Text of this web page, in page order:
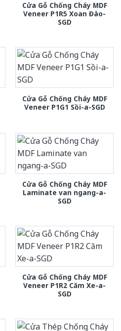
Cửa Gỗ Chống Cháy MDF
Veneer P1R5 Xoan Đào-
SGD
Cửa Gỗ Chống Cháy MDF
Veneer P1G1 Sồi-a-SGD
Cửa Gỗ Chống Cháy MDF
Laminate van ngang-a-
SGD
Cửa Gỗ Chống Cháy MDF
Veneer P1R2 Căm Xe-a-
SGD